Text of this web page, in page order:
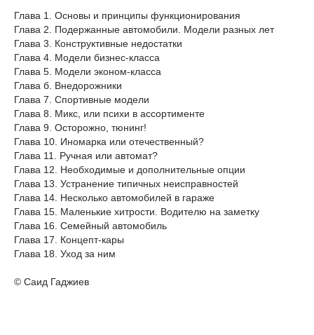
Глава 1. Основы и принципы функционирования
Глава 2. Подержанные автомобили. Модели разных лет
Глава 3. Конструктивные недостатки
Глава 4. Модели бизнес-класса
Глава 5. Модели эконом-класса
Глава б. Внедорожники
Глава 7. Спортивные модели
Глава 8. Микс, или психи в ассортименте
Глава 9. Осторожно, тюнинг!
Глава 10. Иномарка или отечественный?
Глава 11. Ручная или автомат?
Глава 12. Необходимые и дополнительные опции
Глава 13. Устранение типичных неисправностей
Глава 14. Несколько автомобилей в гараже
Глава 15. Маленькие хитрости. Водителю на заметку
Глава 16. Семейный автомобиль
Глава 17. Концепт-кары
Глава 18. Уход за ним
© Саид Гаджиев